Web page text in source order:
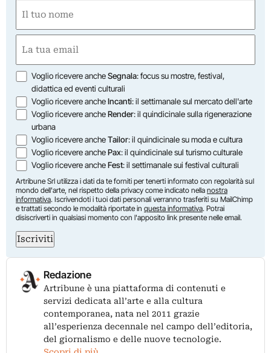
(Obbligatorio)
Nome
(Obbligatorio)
Opzioni
Voglio ricevere ancheSegnala: focus su mostre, festival,
didattica ed eventi culturali
Voglio ricevere ancheIncanti: il settimanale sul mercato dell'arte
Voglio ricevere ancheRender: il quindicinale sulla rigenerazione
urbana
Voglio ricevere ancheTailor: il quindicinale su moda e cultura
Voglio ricevere anchePax: il quindicinale sul turismo culturale
Voglio ricevere ancheFest: il settimanale sui festival culturali
Artribune Srl utilizza i dati da te forniti per tenerti informato con regolarità sul
mondo dell'arte, nel rispetto della privacy come indicato nella nostra
informativa. Iscrivendoti i tuoi dati personali verranno trasferiti su MailChimp
e trattati secondo le modalità riportate in questa informativa. Potrai
disiscriverti in qualsiasi momento con l'apposito link presente nelle email.
Iscriviti
Redazione
Artribune è una piattaforma di contenuti e
servizi dedicata all’arte e alla cultura
contemporanea, nata nel 2011 grazie
all’esperienza decennale nel campo dell’editoria,
del giornalismo e delle nuove tecnologie.